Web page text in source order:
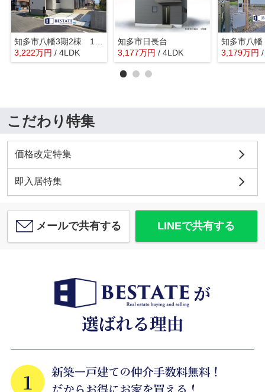
3,222万円 / 4LDK
知多市日長台
3,177万円 / 4LDK
知多市八幡
3,179万円
こだわり特集
価格改定特集
即入居特集
メールで共有する LINEで共有する